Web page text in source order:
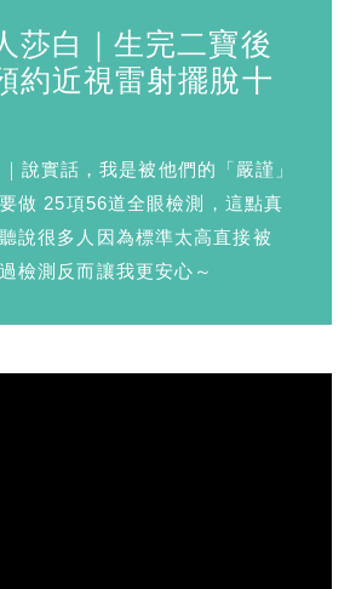
莎白｜生完二寶後
約近視雷射擺脫十
說實話，我是被他們的「嚴謹」
做 25項56道全眼檢測，這點真
說很多人因為標準太高直接被
檢測反而讓我更安心～